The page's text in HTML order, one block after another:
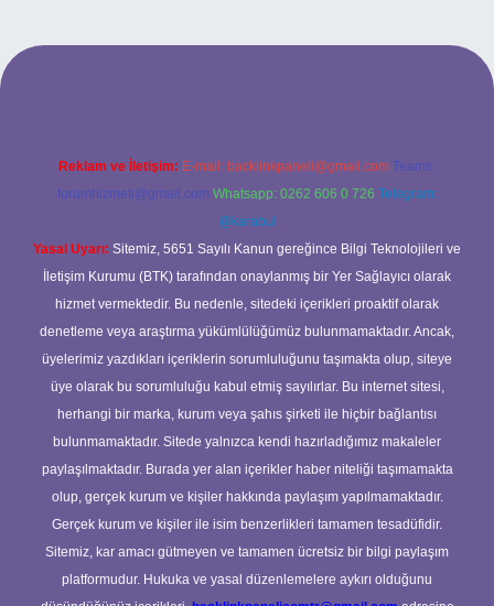
Reklam ve İletişim: E-mail: backlinkpaneli@gmail.com Teams:
forumhizmeti@gmail.com Whatsapp: 0262 606 0 726 Telegram:
@karabul
Yasal Uyarı: Sitemiz, 5651 Sayılı Kanun gereğince Bilgi Teknolojileri ve
İletişim Kurumu (BTK) tarafından onaylanmış bir Yer Sağlayıcı olarak
hizmet vermektedir. Bu nedenle, sitedeki içerikleri proaktif olarak
denetleme veya araştırma yükümlülüğümüz bulunmamaktadır. Ancak,
üyelerimiz yazdıkları içeriklerin sorumluluğunu taşımakta olup, siteye
üye olarak bu sorumluluğu kabul etmiş sayılırlar. Bu internet sitesi,
herhangi bir marka, kurum veya şahıs şirketi ile hiçbir bağlantısı
bulunmamaktadır. Sitede yalnızca kendi hazırladığımız makaleler
paylaşılmaktadır. Burada yer alan içerikler haber niteliği taşımamakta
olup, gerçek kurum ve kişiler hakkında paylaşım yapılmamaktadır.
Gerçek kurum ve kişiler ile isim benzerlikleri tamamen tesadüfidir.
Sitemiz, kar amacı gütmeyen ve tamamen ücretsiz bir bilgi paylaşım
platformudur. Hukuka ve yasal düzenlemelere aykırı olduğunu